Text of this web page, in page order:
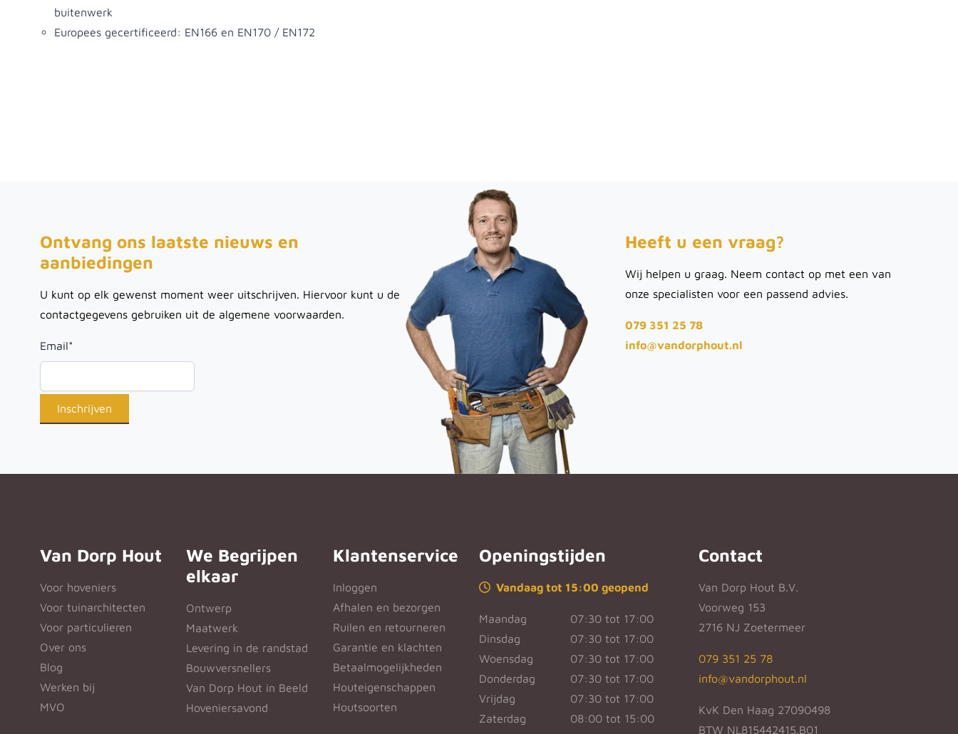
buitenwerk
Europees gecertificeerd: EN166 en EN170 / EN172
Ontvang ons laatste nieuws en
aanbiedingen
U kunt op elk gewenst moment weer uitschrijven. Hiervoor kunt u de
contactgegevens gebruiken uit de algemene voorwaarden.
Email*
Heeft u een vraag?
Wij helpen u graag. Neem contact op met een van
onze specialisten voor een passend advies.
079 351 25 78
info@vandorphout.nl
Van Dorp Hout
Voor hoveniers
Voor tuinarchitecten
Voor particulieren
Over ons
Blog
Werken bij
MVO
We Begrijpen
elkaar
Ontwerp
Maatwerk
Levering in de randstad
Bouwversnellers
Van Dorp Hout in Beeld
Hoveniersavond
Klantenservice
Inloggen
Afhalen en bezorgen
Ruilen en retourneren
Garantie en klachten
Betaalmogelijkheden
Houteigenschappen
Houtsoorten
Openingstijden
Vandaag tot 15:00 geopend
Maandag
07:30 tot 17:00
Dinsdag
07:30 tot 17:00
Woensdag
07:30 tot 17:00
Donderdag
07:30 tot 17:00
Vrijdag
07:30 tot 17:00
Zaterdag
08:00 tot 15:00
Contact
Van Dorp Hout B.V.
Voorweg 153
2716 NJ Zoetermeer
079 351 25 78
info@vandorphout.nl
KvK Den Haag 27090498
BTW NL815442415.B01